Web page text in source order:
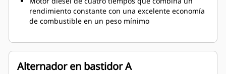
rendimiento constante con una excelente economía
de combustible en un peso mínimo
Alternador en bastidor A